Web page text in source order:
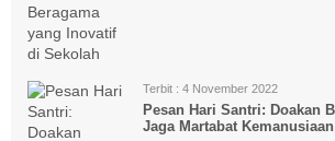
Terbit : 4 November 2022
Pesan Hari Santri: Doakan
Jaga Martabat Kemanusiaan